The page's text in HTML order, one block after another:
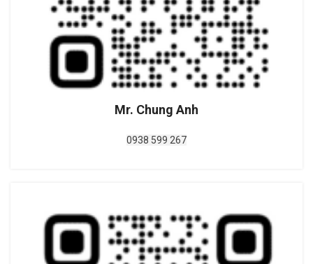
Mr. Chung Anh
0938 599 267